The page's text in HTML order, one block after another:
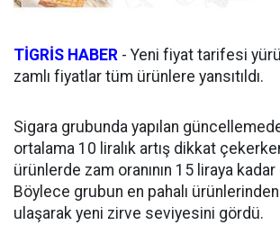
TİGRİS HABER - Yeni fiyat tarifesi
zamlı fiyatlar tüm ürünlere yansıtıldı.
Sigara grubunda yapılan
ortalama 10 liralık artış dikkat
ürünlerde zam oranının 15 liraya kadar
Böylece grubun en pahalı
ulaşarak yeni zirve seviyesini gördü.